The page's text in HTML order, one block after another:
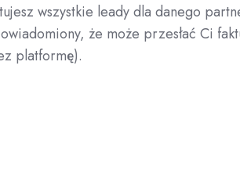
wszystkie leady dla danego
że może przesłać Ci
platformę).